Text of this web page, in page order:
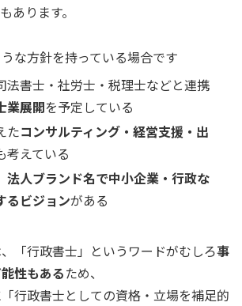
あります。
な方針を持っている場合です
法書士・社労士・税理士などと連携
業展開を予定している
たコンサルティング・経営支援・出
考えている
法人ブランド名で中小企業・行政な
るビジョンがある
「行政書士」というワードがむしろ事
性もあるため、
行政書士としての資格・立場を補足的